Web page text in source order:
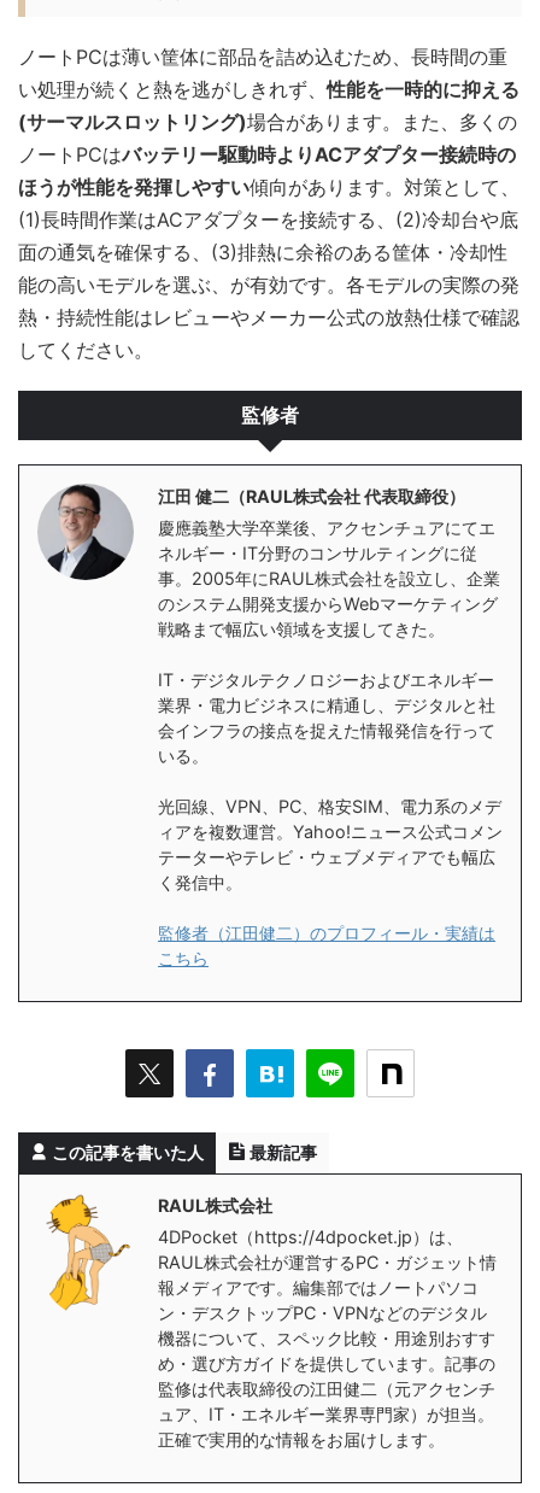
ノートPCは薄い筐体に部品を詰め込むため、長時間の重
い処理が続くと熱を逃がしきれず、性能を一時的に抑える
(サーマルスロットリング)場合があります。また、多くの
ノートPCはバッテリー駆動時よりACアダプター接続時の
ほうが性能を発揮しやすい傾向があります。対策として、
(1)長時間作業はACアダプターを接続する、(2)冷却台や底
面の通気を確保する、(3)排熱に余裕のある筐体・冷却性
能の高いモデルを選ぶ、が有効です。各モデルの実際の発
熱・持続性能はレビューやメーカー公式の放熱仕様で確認
してください。
監修者
江田 健二（RAUL株式会社 代表取締役）
慶應義塾大学卒業後、アクセンチュアにてエ
ネルギー・IT分野のコンサルティングに従
事。2005年にRAUL株式会社を設立し、企業
のシステム開発支援からWebマーケティング
戦略まで幅広い領域を支援してきた。
IT・デジタルテクノロジーおよびエネルギー
業界・電力ビジネスに精通し、デジタルと社
会インフラの接点を捉えた情報発信を行って
いる。
光回線、VPN、PC、格安SIM、電力系のメデ
ィアを複数運営。Yahoo!ニュース公式コメン
テーターやテレビ・ウェブメディアでも幅広
く発信中。
監修者（江田健二）のプロフィール・実績は
こちら
この記事を書いた人 最新記事
RAUL株式会社
4DPocket（https://4dpocket.jp）は、
RAUL株式会社が運営するPC・ガジェット情
報メディアです。編集部ではノートパソコ
ン・デスクトップPC・VPNなどのデジタル
機器について、スペック比較・用途別おすす
め・選び方ガイドを提供しています。記事の
監修は代表取締役の江田健二（元アクセンチ
ュア、IT・エネルギー業界専門家）が担当。
正確で実用的な情報をお届けします。